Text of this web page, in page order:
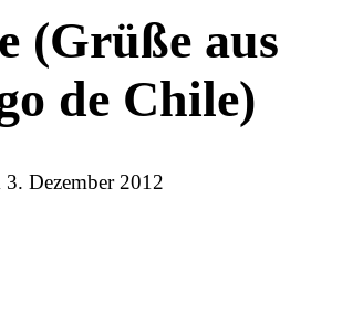
(Grüße aus
de Chile)
3. Dezember 2012